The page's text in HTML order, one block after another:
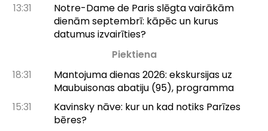
13:31
Notre-Dame de Paris slēgta vairākām
dienām septembrī: kāpēc un kurus
datumus izvairīties?
Piektiena
18:31
Mantojuma dienas 2026: ekskursijas uz
Maubuisonas abatiju (95), programma
15:31
Kavinsky nāve: kur un kad notiks Parīzes
bēres?